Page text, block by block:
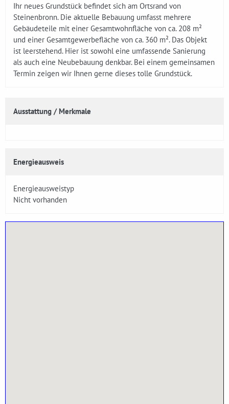
Ihr neues Grundstück befindet sich am Ortsrand von
Steinenbronn. Die aktuelle Bebauung umfasst mehrere
Gebäudeteile mit einer Gesamtwohnfläche von ca. 208 m²
und einer Gesamtgewerbefläche von ca. 360 m². Das Objekt
ist leerstehend. Hier ist sowohl eine umfassende Sanierung
als auch eine Neubebauung denkbar. Bei einem gemeinsamen
Termin zeigen wir Ihnen gerne dieses tolle Grundstück.
Ausstattung / Merkmale
Energieausweis
Energieausweistyp
Nicht vorhanden